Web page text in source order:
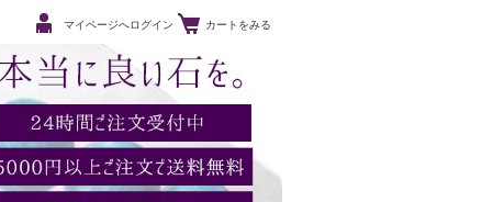
マイページへログイン カートをみる